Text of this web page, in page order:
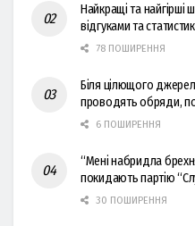
Найкращі та найгірші
відгуками та
78 ПОШИРЕННЯ
Біля цілющого
проводять обряди,
6 ПОШИРЕННЯ
“Мені набридла
покидають партію
30 ПОШИРЕННЯ